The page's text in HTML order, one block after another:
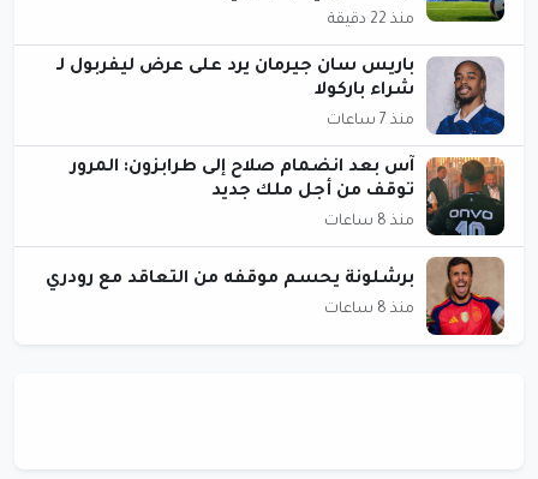
منذ 22 دقيقة
باريس سان جيرمان يرد على عرض ليفربول لـ
شراء باركولا
منذ 7 ساعات
آس بعد انضمام صلاح إلى طرابزون: المرور
توقف من أجل ملك جديد
منذ 8 ساعات
برشلونة يحسم موقفه من التعاقد مع رودري
منذ 8 ساعات